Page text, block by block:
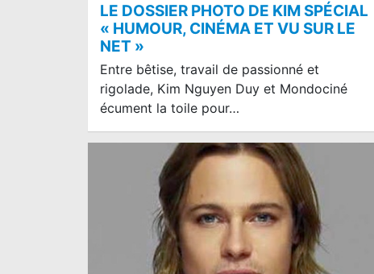
LE DOSSIER PHOTO DE KIM SPÉCIAL
« HUMOUR, CINÉMA ET VU SUR LE
NET »
Entre bêtise, travail de passionné et
rigolade, Kim Nguyen Duy et Mondociné
écument la toile pour…